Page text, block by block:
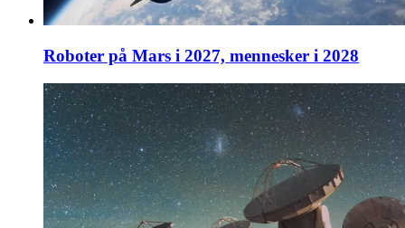
Roboter på Mars i 2027, mennesker i 2028